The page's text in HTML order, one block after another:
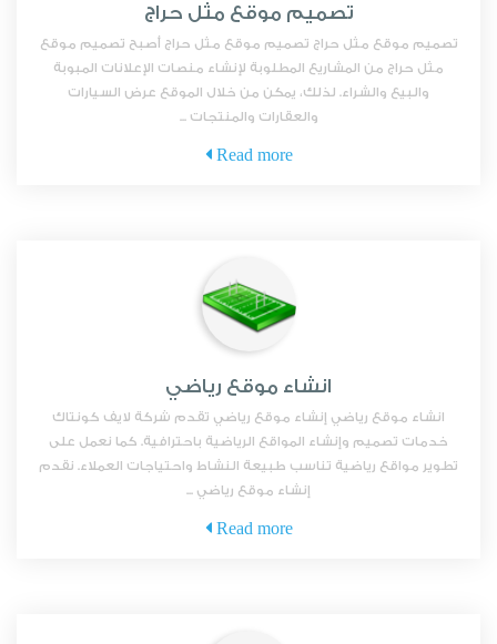
تصميم موقع مثل حراج
تصميم موقع مثل حراج تصميم موقع مثل حراج أصبح تصميم موقع
مثل حراج من المشاريع المطلوبة لإنشاء منصات الإعلانات المبوبة
والبيع والشراء. لذلك، يمكن من خلال الموقع عرض السيارات
والعقارات والمنتجات ...
Read more
انشاء موقع رياضي
انشاء موقع رياضي إنشاء موقع رياضي تقدم شركة لايف كونتاك
خدمات تصميم وإنشاء المواقع الرياضية باحترافية. كما نعمل على
تطوير مواقع رياضية تناسب طبيعة النشاط واحتياجات العملاء. نقدم
إنشاء موقع رياضي ...
Read more